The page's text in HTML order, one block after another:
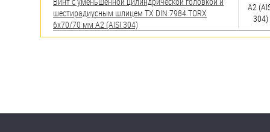
шестирадиусным шлицем TX DIN 7984 TORX
6х70/70 мм А2 (AISI 304)
А2
304)